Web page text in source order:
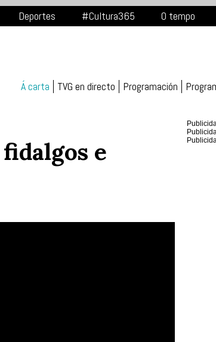
Deportes #Cultura365 O tempo
Á carta TVG en directo Programación
e